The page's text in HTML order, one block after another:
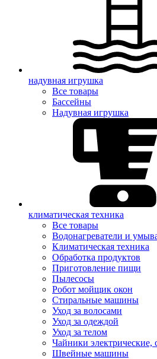
надувная игрушка
Все товары
Бассейны
Надувная игрушка
климатическая техника
Все товары
Водонагреватели и
Климатическая техника
Обработка продуктов
Приготовление пищи
Пылесосы
Робот мойщик окон
Стиральные машины
Уход за волосами
Уход за одеждой
Уход за телом
Чайники электрические,
Швейные машины